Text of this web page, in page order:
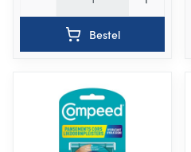
Bestel